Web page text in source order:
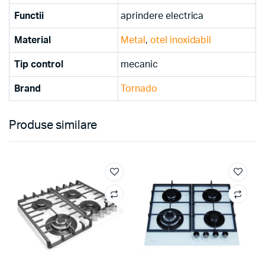
Functii aprindere electrica
Material Metal , otel inoxidabil
Tip control mecanic
Brand Tornado
Produse similare